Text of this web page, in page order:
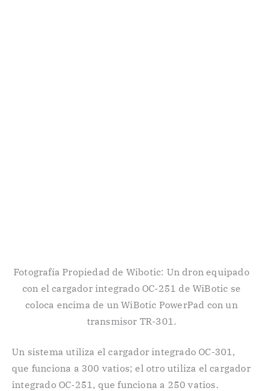
Fotografía Propiedad de Wibotic: Un dron equipado
con el cargador integrado OC-251 de WiBotic se
coloca encima de un WiBotic PowerPad con un
transmisor TR-301.
Un sistema utiliza el cargador integrado OC-301,
que funciona a 300 vatios; el otro utiliza el cargador
integrado OC-251, que funciona a 250 vatios.